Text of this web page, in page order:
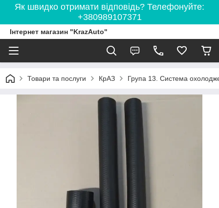
Як швидко отримати відповідь? Телефонуйте:
+380989107371
Інтернет магазин "KrazAuto"
Товари та послуги КрАЗ Група 13. Система